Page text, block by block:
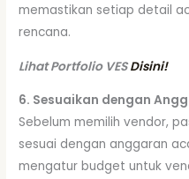
memastikan setiap detail
rencana.
Lihat Portfolio VESDisini!
6. Sesuaikan dengan
Sebelum memilih vendor,
sesuai dengan anggaran
mengatur budget untuk